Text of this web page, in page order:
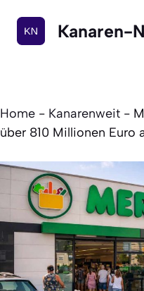
Inhalt
springen
Kanaren-
Home - Kanarenweit -
über 810 Millionen Euro